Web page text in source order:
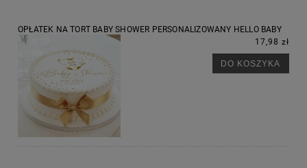
OPŁATEK NA TORT BABY SHOWER PERSONALIZOWANY HELLO BABY
17,98 zł
DO KOSZYKA